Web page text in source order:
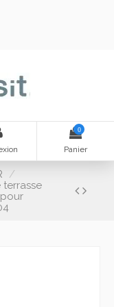
0
Panier
terrasse